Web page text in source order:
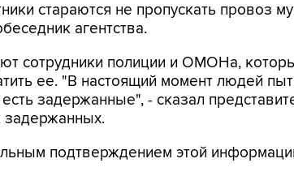
стараются не пропускать провоз
агентства.
сотрудники полиции и ОМОНа,
ее. "В настоящий момент людей
задержанные", - сказал
задержанных.
подтверждением этой